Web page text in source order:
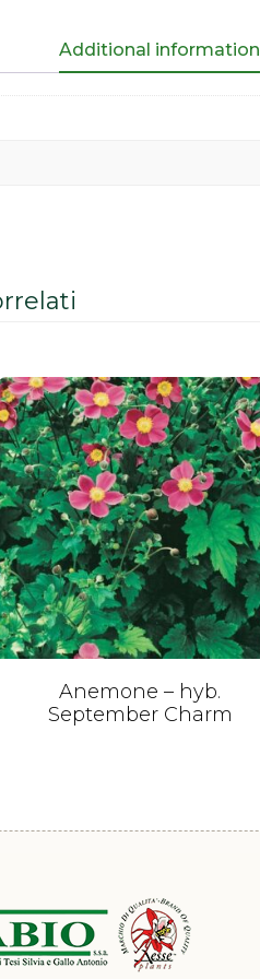
Additional information
Anemone – hyb.
September Charm